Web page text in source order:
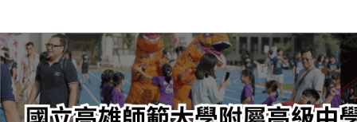
轉
至
主
內